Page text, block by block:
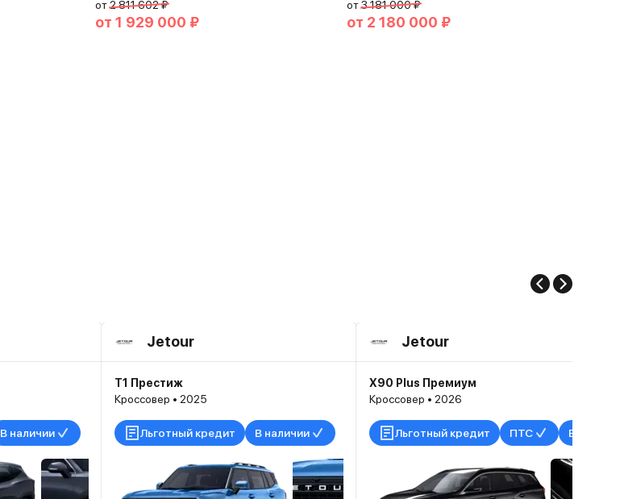
от2 811 602 ₽
от 1 929 000 ₽
от3 181 000 ₽
от 2 180 000 ₽
В наличии
Jetour
T1 Престиж
Кроссовер • 2025
Льготный кредит В наличии
Jetour
X90 Plus Премиум
Кроссовер • 2026
Льготный кредит ПТС В наличии